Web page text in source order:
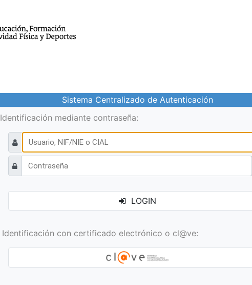
Sistema Centralizado de Autenticación
Identificación mediante contraseña:
LOGIN
Identificación con certificado electrónico o cl@ve: